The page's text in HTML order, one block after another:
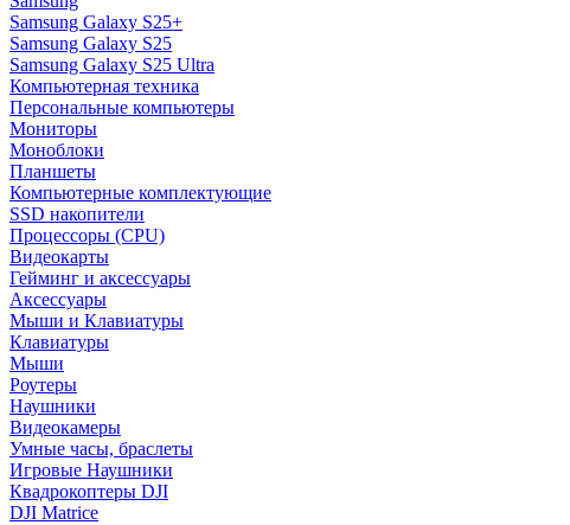
Samsung Galaxy S25+
Samsung Galaxy S25
Samsung Galaxy S25 Ultra
Компьютерная техника
Персональные компьютеры
Мониторы
Моноблоки
Планшеты
Компьютерные комплектующие
SSD накопители
Процессоры (CPU)
Видеокарты
Гейминг и аксессуары
Аксессуары
Мыши и Клавиатуры
Клавиатуры
Мыши
Роутеры
Наушники
Видеокамеры
Умные часы, браслеты
Игровые Наушники
Квадрокоптеры DJI
DJI Matrice